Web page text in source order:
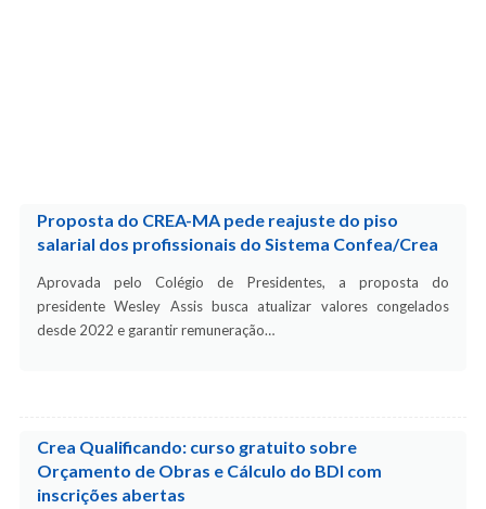
Proposta do CREA-MA pede reajuste do piso
salarial dos profissionais do Sistema Confea/Crea
Aprovada pelo Colégio de Presidentes, a proposta do
presidente Wesley Assis busca atualizar valores congelados
desde 2022 e garantir remuneração…
Crea Qualificando: curso gratuito sobre
Orçamento de Obras e Cálculo do BDI com
inscrições abertas